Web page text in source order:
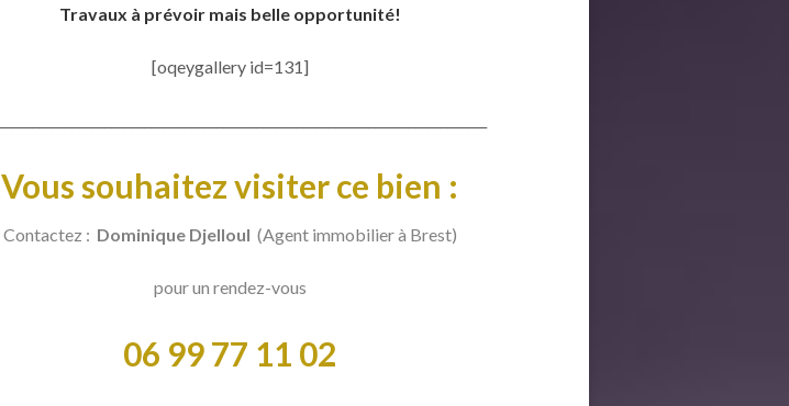
Travaux à prévoir mais belle opportunité!
[oqeygallery id=131]
Vous souhaitez visiter ce bien :
Contactez : Dominique Djelloul (Agent immobilier à Brest)
pour un rendez-vous
06 99 77 11 02